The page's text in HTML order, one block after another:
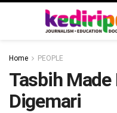
Home PEOPLE
Tasbih Made
Digemari